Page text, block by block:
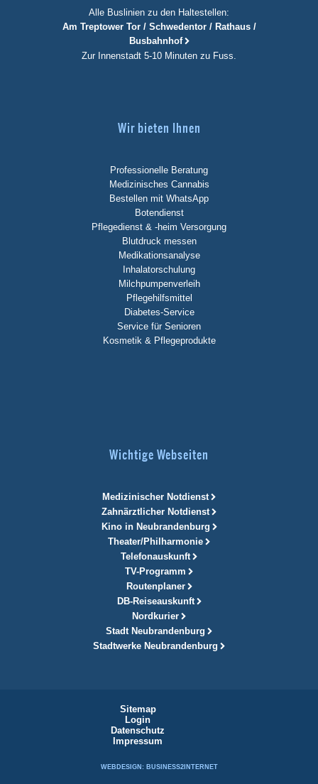
Alle Buslinien zu den Haltestellen:
Am Treptower Tor / Schwedentor / Rathaus /
Busbahnhof
Zur Innenstadt 5-10 Minuten zu Fuss.
Wir bieten Ihnen
Professionelle Beratung
Medizinisches Cannabis
Bestellen mit WhatsApp
Botendienst
Pflegedienst & -heim Versorgung
Blutdruck messen
Medikationsanalyse
Inhalatorschulung
Milchpumpenverleih
Pflegehilfsmittel
Diabetes-Service
Service für Senioren
Kosmetik & Pflegeprodukte
Wichtige Webseiten
Medizinischer Notdienst
Zahnärztlicher Notdienst
Kino in Neubrandenburg
Theater/Philharmonie
Telefonauskunft
TV-Programm
Routenplaner
DB-Reiseauskunft
Nordkurier
Stadt Neubrandenburg
Stadtwerke Neubrandenburg
Sitemap
Login
Datenschutz
Impressum
WEBDESIGN: BUSINESS2INTERNET